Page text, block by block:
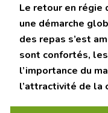
Le retour en régie
une démarche
des repas s’est
sont confortés,
l’importance du
l’attractivité de la